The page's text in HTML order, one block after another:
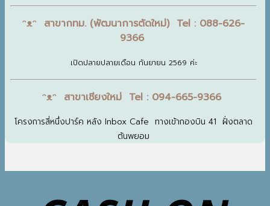
ᵔᴥᵔ สาขากทม. (พัฒนาการตัดใหม่) Tel : 088-626-
9366
เปิดปลายปลายเดือน กันยายน 2569 ค่ะ
ᵔᴥᵔ สาขาเชียงใหม่ Tel : 094-665-9366
โครงการสี่หนึ่งปาร์ค หลัง Inbox Cafe ทางเข้ากองบิน 41 ฝั่งตลาด
ต้นพยอม